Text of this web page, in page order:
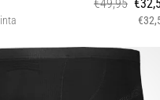
XXL S M L XL